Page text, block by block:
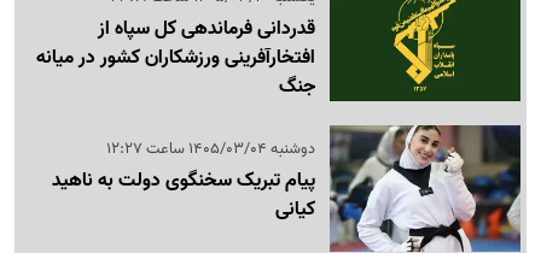
قدردانی فرماندهی کل سپاه از
افتخارآفرینی ورزشکاران کشور در میانه
جنگ
دوشنبه 1405/03/04 ساعت 12:27
پیام تبریک سخنگوی دولت به ناهید
کیانی